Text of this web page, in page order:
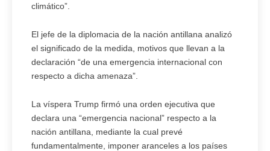
climático”.
El jefe de la diplomacia de la nación antillana analizó
el significado de la medida, motivos que llevan a la
declaración “de una emergencia internacional con
respecto a dicha amenaza”.
La víspera Trump firmó una orden ejecutiva que
declara una “emergencia nacional” respecto a la
nación antillana, mediante la cual prevé
fundamentalmente, imponer aranceles a los países